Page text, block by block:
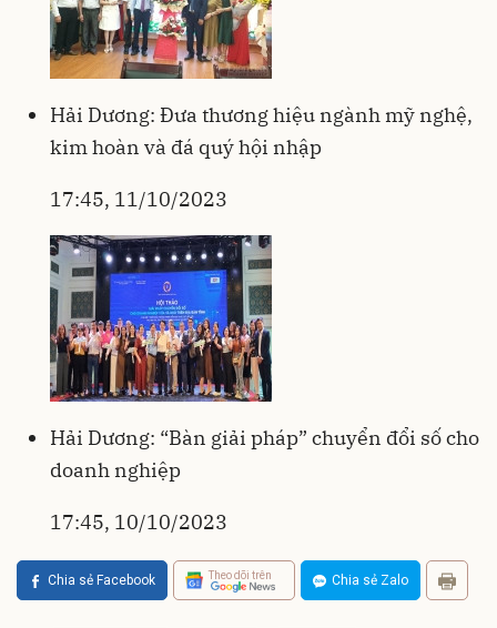
Hải Dương: Đưa thương hiệu ngành mỹ nghệ,
kim hoàn và đá quý hội nhập
17:45, 11/10/2023
Hải Dương: “Bàn giải pháp” chuyển đổi số cho
doanh nghiệp
17:45, 10/10/2023
Chia sẻ Facebook Theo dõi trên Chia sẻ Zalo